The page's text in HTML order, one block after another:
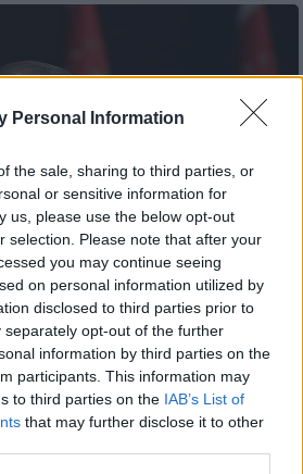
Personal Information
the sale, sharing to third parties, or
or sensitive information for
us, please use the below opt-out
selection. Please note that after your
you may continue seeing
on personal information utilized by
disclosed to third parties prior to
separately opt-out of the further
information by third parties on the
participants. This information may
to third parties on the IAB’s List of
that may further disclose it to other
το ΕΘΝΟΣ στη Google
τα οποία σύμφωνα με την
η κυβέρνηση του